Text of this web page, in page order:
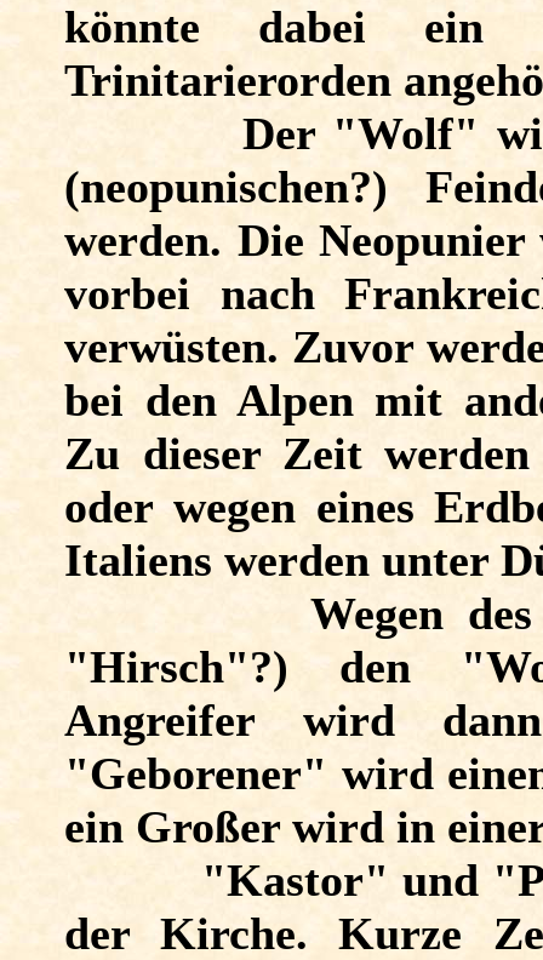
könnte dabei ein
Trinitarierorden
Der "Wolf"
(neopunischen?)
werden. Die
vorbei nach
verwüsten. Zuvor
bei den Alpen mit
Zu dieser Zeit
oder wegen eines
Italiens werden unter
Wegen
"Hirsch"?) den
Angreifer wird
"Geborener" wird
ein Großer wird in
"Kastor" und
der Kirche. Kurze